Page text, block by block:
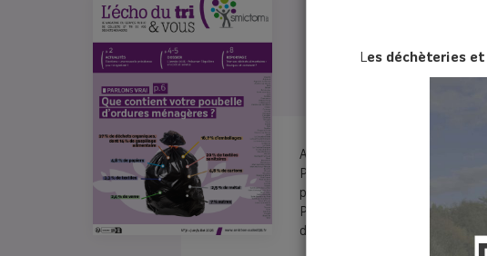
Les déchèteries
ÉCHO DU TRI
2026
Au programme : Élections, une
Présidence pour le syndicat ! /
préserver l’équilibre entre coût
Parlons vrai : Que contient
d’ordures ménagères ?